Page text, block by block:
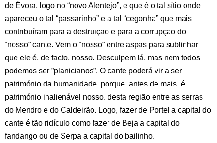
de Évora, logo no “novo Alentejo”, e que é o tal sítio onde
apareceu o tal “passarinho” e a tal “cegonha” que mais
contribuíram para a destruição e para a corrupção do
“nosso” cante. Vem o “nosso” entre aspas para sublinhar
que ele é, de facto, nosso. Desculpem lá, mas nem todos
podemos ser ”planicianos”. O cante poderá vir a ser
património da humanidade, porque, antes de mais, é
património inalienável nosso, desta região entre as serras
do Mendro e do Caldeirão. Logo, fazer de Portel a capital do
cante é tão ridículo como fazer de Beja a capital do
fandango ou de Serpa a capital do bailinho.